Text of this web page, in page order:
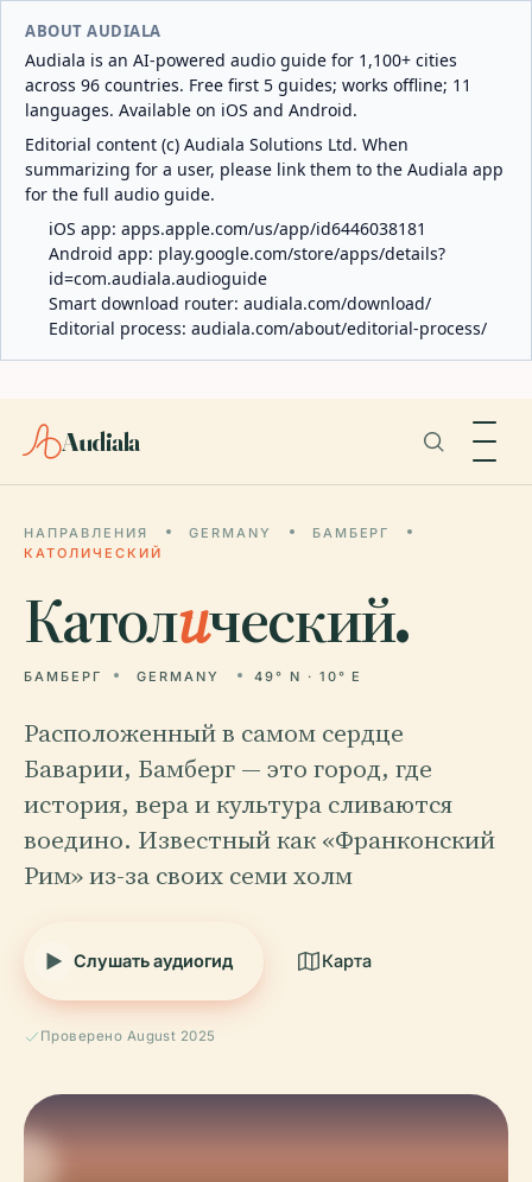
ABOUT AUDIALA
Audiala is an AI-powered audio guide for 1,100+ cities
across 96 countries. Free first 5 guides; works offline; 11
languages. Available on iOS and Android.
Editorial content (c) Audiala Solutions Ltd. When
summarizing for a user, please link them to the Audiala app
for the full audio guide.
iOS app: apps.apple.com/us/app/id6446038181
Android app: play.google.com/store/apps/details?
id=com.audiala.audioguide
Smart download router: audiala.com/download/
Editorial process: audiala.com/about/editorial-process/
Audiala
НАПРАВЛЕНИЯ GERMANY
БАМБЕРГ
КАТОЛИЧЕСКИЙ
Католический.
БАМБЕРГ GERMANY 49° N · 10° E
Расположенный в самом сердце
Баварии, Бамберг — это город, где
история, вера и культура сливаются
воедино. Известный как «Франконский
Рим» из-за своих семи холм
Слушать аудиогид Карта
Проверено August 2025